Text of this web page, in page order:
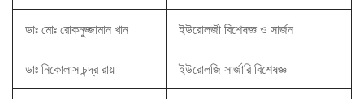
ডাঃ মোঃ রোকনুজ্জামান খান ইউরোলজী বিশেষজ্ঞ ও সার্জন
ডাঃ নিকোলাস চন্দ্র রায় ইউরোলজি সার্জারি বিশেষজ্ঞ